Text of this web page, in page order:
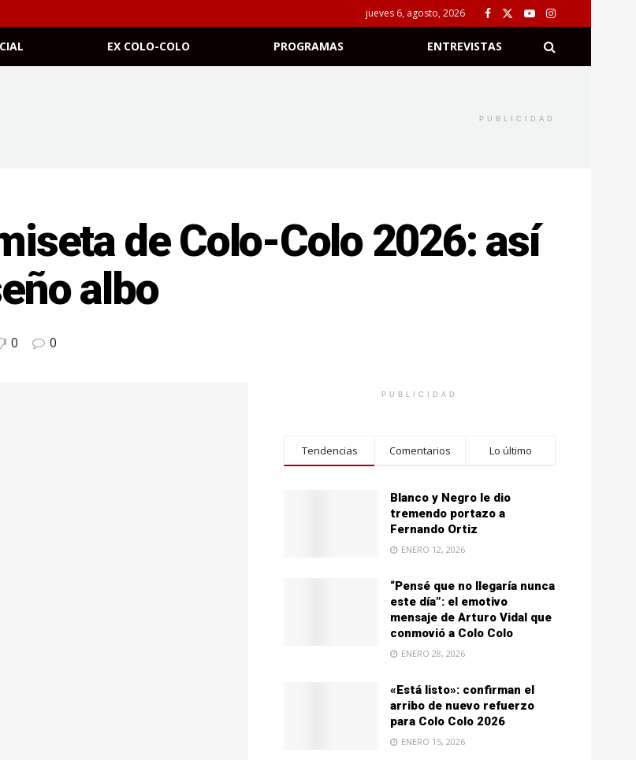
jueves 6, agosto, 2026
EX COLO-COLO PROGRAMAS ENTREVISTAS
PUBLICIDAD
de Colo-Colo 2026: así
albo
0 0
PUBLICIDAD
Tendencias Comentarios Lo último
Blanco y Negro le dio
tremendo portazo a
Fernando Ortiz
ENERO 12, 2026
“Pensé que no llegaría nunca
este día”: el emotivo
mensaje de Arturo Vidal que
conmovió a Colo Colo
ENERO 28, 2026
«Está listo»: confirman el
arribo de nuevo refuerzo
para Colo Colo 2026
ENERO 15, 2026